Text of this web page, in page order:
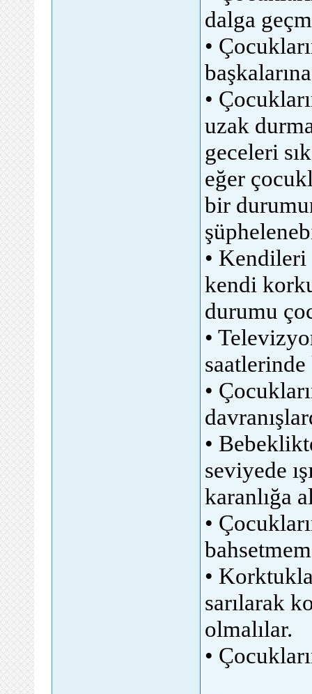
dalga
•
•
uzak
geceleri
eğer
bir
•
kendi
durumu
•
•
•
seviyede
karanlığa
•
•
sarılarak
olmalılar.
•